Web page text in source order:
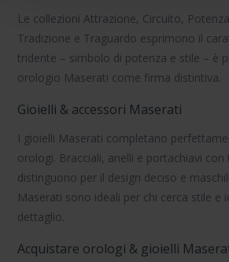
Le collezioniAttrazione, Circuito, Potenza
Tradizione e Traguardo esprimono il
tridente – simbolo di potenza e stile – è
orologio Maserati come firma distintiva.
Gioielli & accessori Maserati
I gioielli Maserati completano
orologi. Bracciali, anelli e portachiavi con
distinguono per il design deciso e
Maserati sono ideali per chi cerca stile e
dettaglio.
Acquistare orologi & gioielli